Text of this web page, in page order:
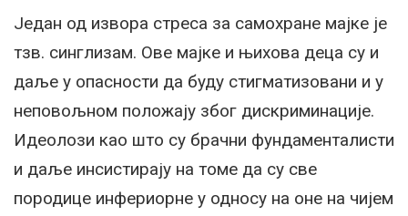
Један од извора стреса за самохране мајке је
тзв. синглизам. Ове мајке и њихова деца су и
даље у опасности да буду стигматизовани и у
неповољном положају због дискриминације.
Идеолози као што су брачни фундаменталисти
и даље инсистирају на томе да су све
породице инфериорне у односу на оне на чијем